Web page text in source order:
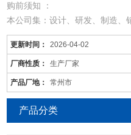
购前须知 ：
本公司集：设计、研发、制造、
型废气处理公司；
从事于：各类工业废气、废水、
温等工程的设计、制作、安装调
由于市场价格浮动影响，以上产
恩施/工厂废气处理设备/来图定做
更新时间： 2026-04-02
厂商性质： 生产厂家
产品厂地： 常州市
产品分类